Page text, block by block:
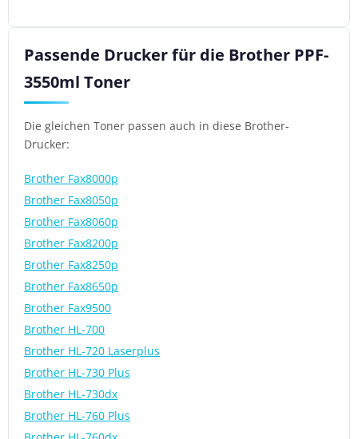
Passende Drucker für die Brother PPF-
3550ml Toner
Die gleichen Toner passen auch in diese Brother-
Drucker:
Brother Fax8000p
Brother Fax8050p
Brother Fax8060p
Brother Fax8200p
Brother Fax8250p
Brother Fax8650p
Brother Fax9500
Brother HL-700
Brother HL-720 Laserplus
Brother HL-730 Plus
Brother HL-730dx
Brother HL-760 Plus